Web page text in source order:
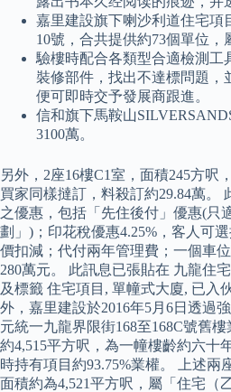
嘉里建設旗下喇沙利道住宅項
10號，合共提供約73個單位，
驗樓時配合各類型合適檢測工
裝修部件，找出不達標問題，
便可即時交予發展商跟進。
信和旗下馬鞍山
3100萬。
另外，2座16樓C1室，面積245方呎
買家同樣撻訂，料殺訂約29.84萬。
之優惠，包括「先住後付」優惠(只
劃」)；印花稅優惠4.25%，客人可
價扣減；代付兩年管理費；一個車
280萬元。 此訊息已張貼在 九龍住
及標籤 住宅項目, 單幢式大廈, 已入
外，嘉里建設於2016年5月6日透過
元統一九龍界限街168至168C號舊
約4,515平方呎，為一幢樓齡約六十
時持有項目約93.75%業權。 上述兩
面積約為4,521平方呎，屬「住宅（